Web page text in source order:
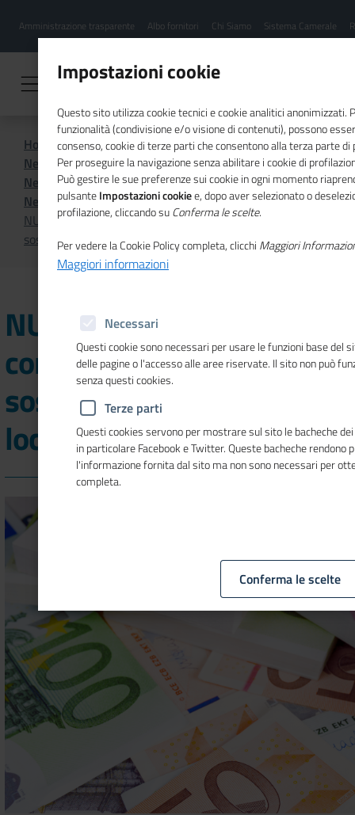
contenuto
Menu
hamburgher
Amministrazione trasparente Albo fornitori Chi Siamo Sistema Camerale
Home
Sistema Camerale
News dal sistema camerale
News dal sistema camerale - Archivio 2025
News dal sistema camerale - Luglio 2025
NUORO - Dalla Camera di commercio 300mila euro a
sostegno delle imprese locali
NUORO - Dalla Camera di
commercio 300mila euro a
sostegno delle imprese
locali
Impostazioni cookie
Questo sito utilizza cookie tecnici e cookie analitici anonimizzati.
funzionalità (condivisione e/o visione di contenuti), possono
consenso, cookie di terze parti che consentono alla terza parte
Per proseguire la navigazione senza abilitare i cookie di
Può gestire le sue preferenze sui cookie in ogni momento
pulsanteImpostazioni cookiee, dopo aver selezionato o
profilazione, cliccando suConferma le scelte.
Per vedere la Cookie Policy completa, clicchi Maggiori
Maggiori informazioni
Necessari
Questi cookie sono necessari per usare le funzioni base del
delle pagine o l'accesso alle aree riservate. Il sito non può
senza questi cookies.
Terze parti
Questi cookies servono per mostrare sul sito le bacheche
in particolare Facebook e Twitter. Queste bacheche rendono
l'informazione fornita dal sito ma non sono necessari per
completa.
Conferma le scelte